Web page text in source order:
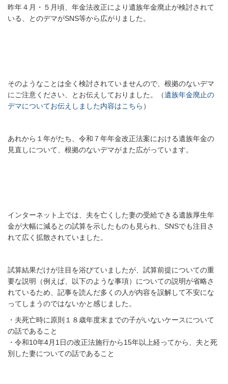
昨年４月・５月頃、年金法改正により遺族年金廃止が検討されて
いる、とのデマがSNS等から広がりました。
そのようなことは全く検討されていませんので、 根拠のないデマ
にご注意ください、とお伝えしておりました。 （遺族年金廃止の
デマについてお伝えしました内容はこちら ）
あれから１年がたち、令和７年年金改正法案における遺族年金の
見直しについて、根拠のないデマがまた広がっています。
インターネット上では、夫を亡くした妻の受給できる遺族厚生年
金が大幅に減るとの試算を示したものも見られ、 SNSでも注目さ
れて広く拡散されていました。
試算結果だけが注目を浴びていましたが、試算前提についての重
要な説明（例えば、以下のような事項）についての説明が省略さ
れているため、 記事を読んだ多くの人が内容を誤解して不安にな
って しまうのではないかと感じました。
・ 夫死亡時に原則１８歳年度末までの子がいないケースについて
の話であること
・令和10年4月1日の改正法施行から15年以上経ってから、夫と死
別した妻についての話であること